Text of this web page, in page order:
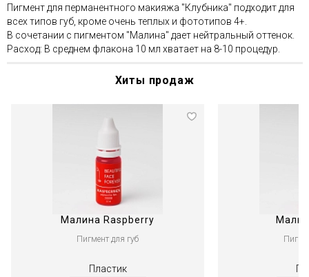
Пигмент для перманентного макияжа "Клубника" подходит для
всех типов губ, кроме очень теплых и фототипов 4+.
В сочетании с пигментом "Малина" дает нейтральный оттенок.
Расход: В среднем флакона 10 мл хватает на 8-10 процедур.
Хиты продаж
Малина Raspberry
Пигмент для губ
Пластик